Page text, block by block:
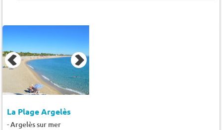
La Plage Argelès
-Argelès sur mer